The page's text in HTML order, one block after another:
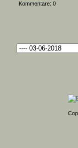
Kommentare: 0